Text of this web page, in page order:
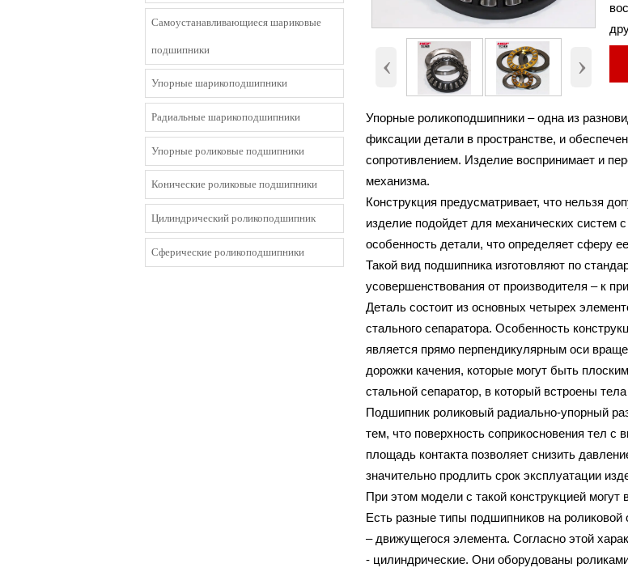
Cамоустанавливающиеся шариковые
подшипники
Упорные шарикоподшипники
Радиальные шарикоподшипники
Упорные роликовые подшипники
Конические роликовые подшипники
Цилиндрический роликоподшипник
Сферические роликоподшипники
‹ ›
Упорные роликоподшипники – одна из
фиксации детали в пространстве, и
сопротивлением. Изделие воспринимает и
механизма.
Конструкция предусматривает, что нельзя
изделие подойдет для механических систем
особенность детали, что определяет сферу
Такой вид подшипника изготовляют по
усовершенствования от производителя – к
Деталь состоит из основных четырех
стального сепаратора. Особенность
является прямо перпендикулярным оси
дорожки качения, которые могут быть
стальной сепаратор, в который встроены
Подшипник роликовый радиально-упорный
тем, что поверхность соприкосновения тел
площадь контакта позволяет снизить
значительно продлить срок эксплуатации
При этом модели с такой конструкцией
Есть разные типы подшипников на
– движущегося элемента. Согласно этой
- цилиндрические. Они оборудованы
81124
Внутренний диаметр (d)
120 мм
Наружный диаметр (D)
155
Высота (B)
25